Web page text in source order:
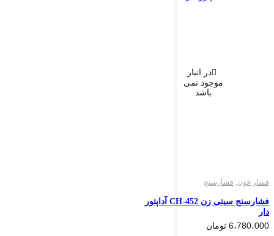
در انبار
موجود نمی
باشد
فشار خون فشارسنج
فشارسنج سیتی زن CH-452 آداپتور
دار
6،780،000 تومان